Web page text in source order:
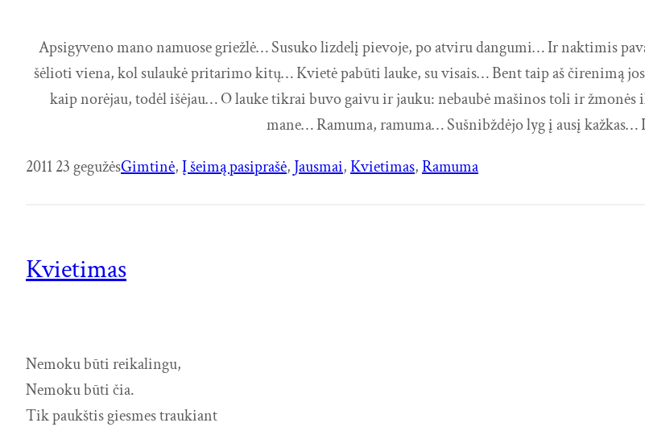
Apsigyveno mano namuose griežlė… Susuko lizdelį pievoje, po atviru dangumi… Ir naktimis
šėlioti viena, kol sulaukė pritarimo kitų… Kvietė pabūti lauke, su visais… Bent taip aš čirenimą
kaip norėjau, todėl išėjau… O lauke tikrai buvo gaivu ir jauku: nebaubė mašinos toli ir
mane… Ramuma, ramuma… Sušnibždėjo lyg į ausį
2011 23 gegužėsGimtinė, Į šeimą pasiprašė, Jausmai, Kvietimas, Ramuma
Kvietimas
Nemoku būti reikalingu,
Nemoku būti čia.
Tik paukštis giesmes traukiant